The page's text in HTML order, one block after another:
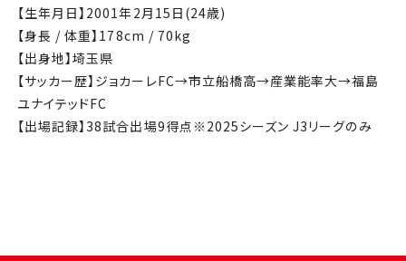
【生年月日】2001年2月15日(24歳)
【身長 / 体重】178cm / 70kg
【出身地】埼玉県
【サッカー歴】ジョカーレFC→市立船橋高→産業能率大→福島
ユナイテッドFC
【出場記録】38試合出場9得点※2025シーズン J3リーグのみ